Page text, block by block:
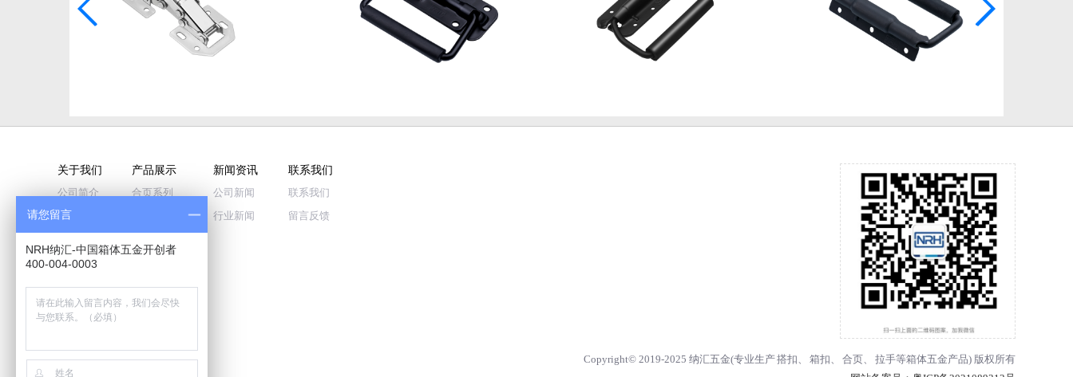
关于我们
公司简介
企业文化
品牌历程
视频中心
产品展示
合页系列
包角系列
新闻资讯
公司新闻
行业新闻
联系我们
联系我们
留言反馈
Copyright© 2019-2025 纳汇五金(专业生产搭扣、 箱扣、 合页、 拉手等箱体五金产品) 版权所有
请您留言
NRH纳汇-中国箱体五金开创者
400-004-0003